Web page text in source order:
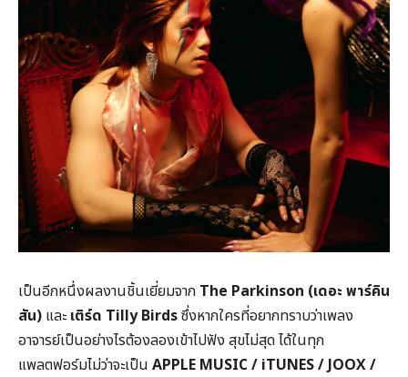
เป็นอีกหนึ่งผลงานชิ้นเยี่ยมจาก The Parkinson (เดอะ พาร์คิน
สัน) และเติร์ด Tilly Birdsซึ่งหากใครที่อยากทราบว่าเพลง
อาจารย์เป็นอย่างไรต้องลองเข้าไปฟัง สุขไม่สุด ได้ในทุก
แพลตฟอร์มไม่ว่าจะเป็น APPLE MUSIC / iTUNES / JOOX /